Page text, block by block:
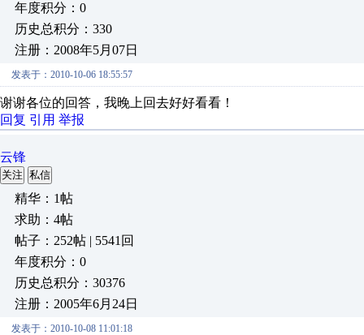
年度积分：0
历史总积分：330
注册：2008年5月07日
发表于：2010-10-06 18:55:57
谢谢各位的回答，我晚上回去好好看看！
回复 引用 举报
云锋
关注 私信
精华：1帖
求助：4帖
帖子：252帖 | 5541回
年度积分：0
历史总积分：30376
注册：2005年6月24日
发表于：2010-10-08 11:01:18